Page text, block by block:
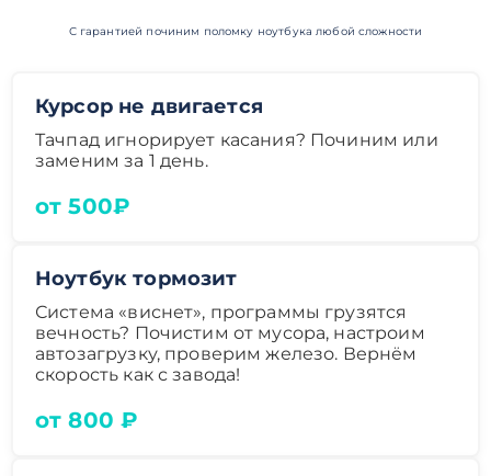
С гарантией починим поломку ноутбука любой сложности
Курсор не двигается
Тачпад игнорирует касания? Починим или
заменим за 1 день.
от 500₽
Ноутбук тормозит
Система «виснет», программы грузятся
вечность? Почистим от мусора, настроим
автозагрузку, проверим железо. Вернём
скорость как с завода!
от 800 ₽